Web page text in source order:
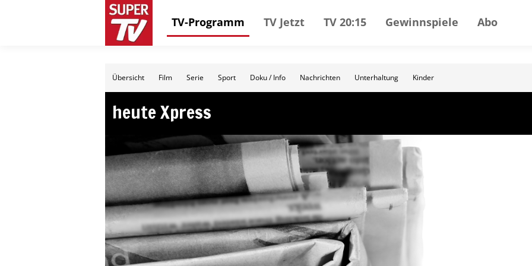
TV-Programm TV Jetzt TV 20:15 Gewinnspiele Abo
Übersicht Film Serie Sport Doku / Info Nachrichten Unterhaltung Kinder
heute Xpress